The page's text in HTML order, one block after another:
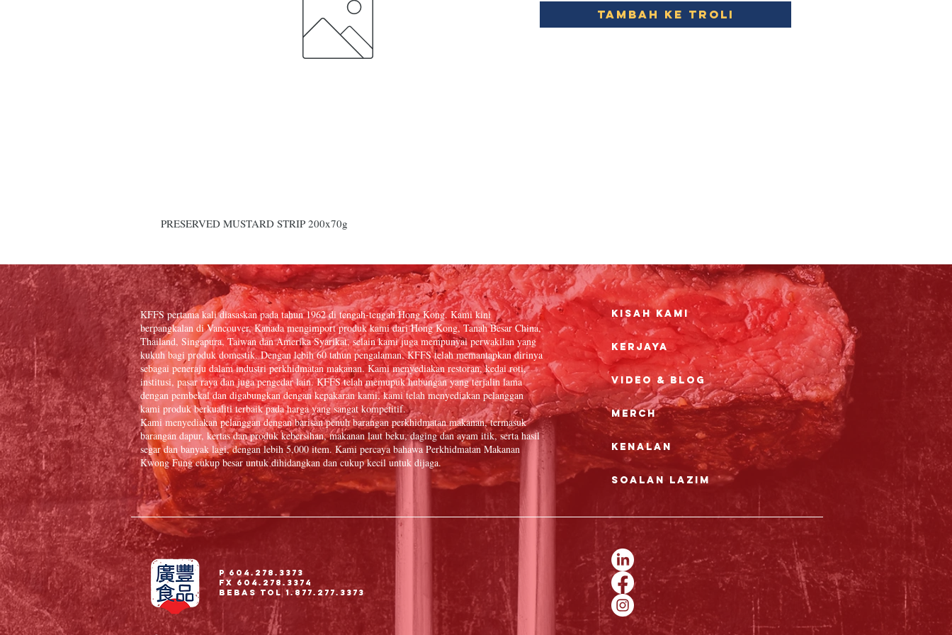
PRESERVED MUSTARD STRIP 200x70g
Tambah ke Troli
KFFS pertama kali diasaskan pada tahun 1962 di tengah-tengah Hong Kong. Kami kini
berpangkalan di Vancouver, Kanada mengimport produk kami dari Hong Kong, Tanah Besar China,
Thailand, Singapura, Taiwan dan Amerika Syarikat, selain kami juga mempunyai perwakilan yang
kukuh bagi produk domestik. Dengan lebih 60 tahun pengalaman, KFFS telah memantapkan dirinya
sebagai peneraju dalam industri perkhidmatan makanan. Kami menyediakan restoran, kedai roti,
institusi, pasar raya dan juga pengedar lain. KFFS telah memupuk hubungan yang terjalin lama
dengan pembekal dan digabungkan dengan kepakaran kami, kami telah menyediakan pelanggan
kami produk berkualiti terbaik pada harga yang sangat kompetitif.
Kami menyediakan pelanggan dengan barisan penuh barangan perkhidmatan makanan, termasuk
barangan dapur, kertas dan produk kebersihan, makanan laut beku, daging dan ayam itik, serta hasil
segar dan banyak lagi, dengan lebih 5,000 item. Kami percaya bahawa Perkhidmatan Makanan
Kwong Fung cukup besar untuk dihidangkan dan cukup kecil untuk dijaga.
Kisah Kami
Kerjaya
Video & Blog
Merch
Kenalan
Soalan Lazim
P 604.278.3373
Fx 604.278.3374
Bebas Tol 1.877.277.3373